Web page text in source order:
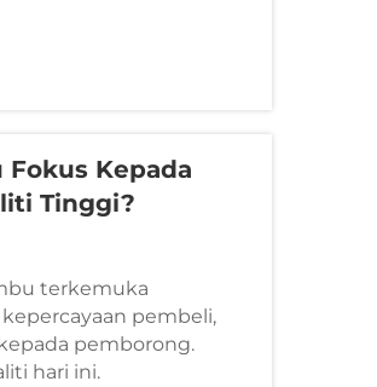
Kepada
Tinggi?
terkemuka
pembeli,
pemborong.
hari ini.